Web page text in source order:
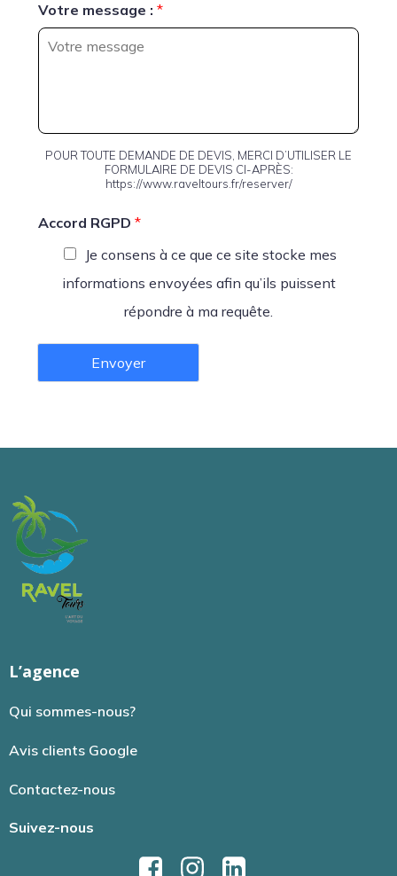
Votre message : *
POUR TOUTE DEMANDE DE DEVIS, MERCI D’UTILISER LE
FORMULAIRE DE DEVIS CI-APRÈS:
https://www.raveltours.fr/reserver/
Accord RGPD *
Je consens à ce que ce site stocke mes
informations envoyées afin qu’ils puissent
répondre à ma requête.
Envoyer
L’agence
Qui sommes-nous?
Avis clients Google
Contactez-nous
Suivez-nous